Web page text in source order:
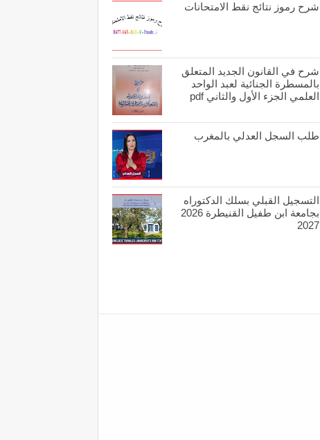
شرح رموز نتائج نقط الامتحانات
شرح في القانون الجديد المتعلق
بالمسطرة الجنائية لعبد الواحد
العلمي الجزء الأول والثاني pdf
طلب السجل العدلي بالمغرب
التسجيل القبلي بسلك الدكتوراه
بجامعة ابن طفيل القنيطرة 2026
2027